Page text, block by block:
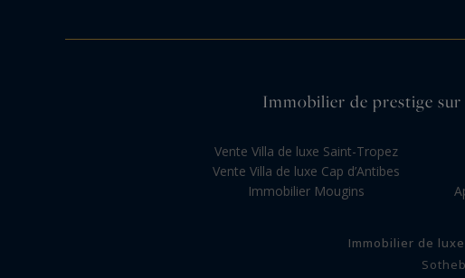
Immobilier de prestige sur
Vente Villa de luxe Saint-Tropez
Vente Villa de luxe Cap d’Antibes
Immobilier Mougins
Immobilier de